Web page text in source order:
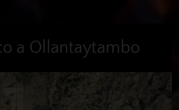
a Ollantaytambo